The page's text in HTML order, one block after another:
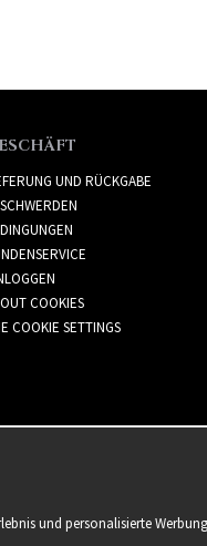
UND RÜCKGABE
COOKIES
COOKIE SETTINGS
und personalisierte